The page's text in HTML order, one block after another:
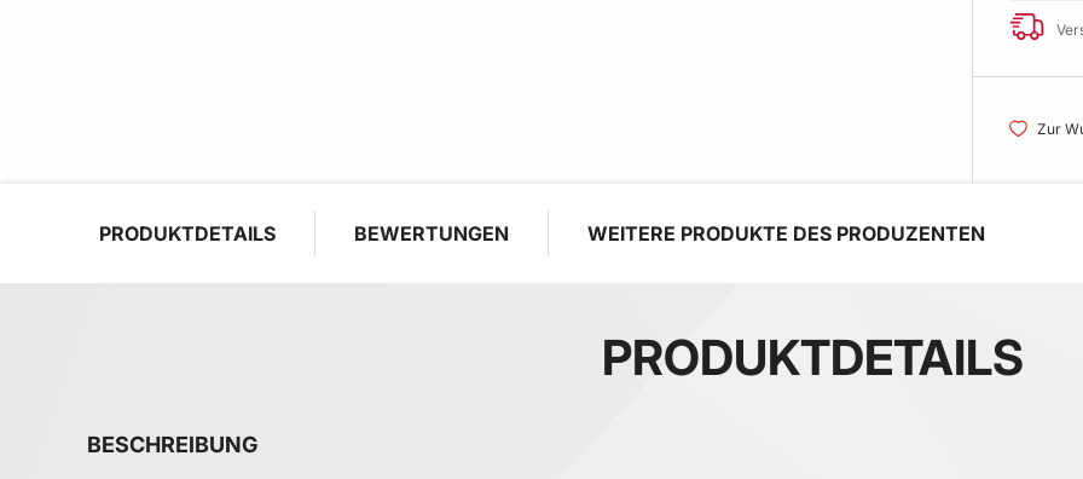
Zur
PRODUKTDETAILS BEWERTUNGEN WEITERE PRODUKTE DES PRODUZENTEN
PRODUKTDETAILS
BESCHREIBUNG